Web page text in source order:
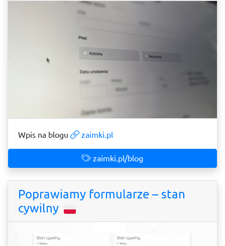
Wpis na blogu zaimki.pl
zaimki.pl/blog
Poprawiamy formularze – stan
cywilny